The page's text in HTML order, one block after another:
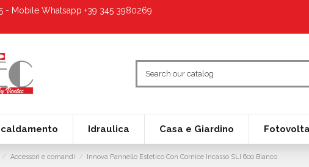
- Mobile Whatsapp +39 345 3980269
Idraulica Casa e Giardino
Accessori e comandi Innova Pannello Estetico Con Cornice Incasso SLI 600 Bianco